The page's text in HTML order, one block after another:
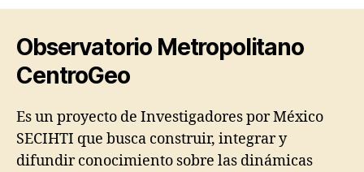
Observatorio Metropolitano
CentroGeo
Es un proyecto de Investigadores por México
SECIHTI que busca construir, integrar y
difundir conocimiento sobre las dinámicas